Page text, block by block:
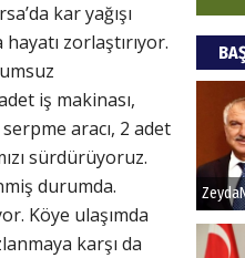
kar yağışı
zorlaştırıyor.
iş makinası,
aracı, 2 adet
sürdürüyoruz.
durumda.
Köye ulaşımda
karşı da
Bu